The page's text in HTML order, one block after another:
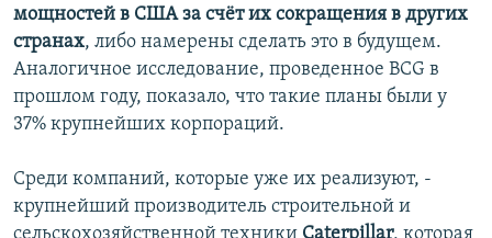
мощностей в США за счёт их сокращения в других
странах, либо намерены сделать это в будущем.
Аналогичное исследование, проведенное BCG в
прошлом году, показало, что такие планы были у
37% крупнейших корпораций.
Среди компаний, которые уже их реализуют, -
крупнейший производитель строительной и